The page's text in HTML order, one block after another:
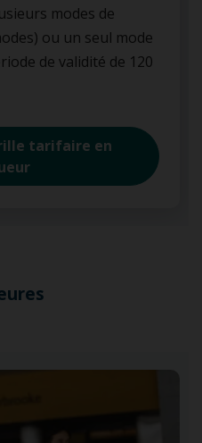
modes de
ou un seul mode
de validité de 120
tarifaire en